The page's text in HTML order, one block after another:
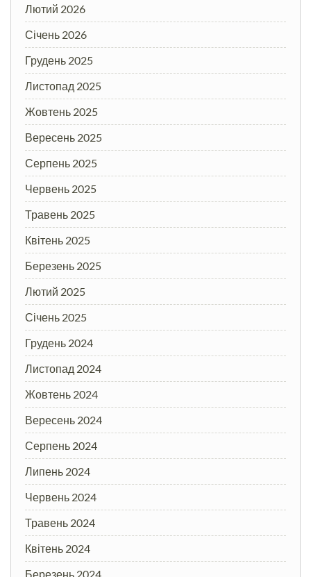
Лютий 2026
Січень 2026
Грудень 2025
Листопад 2025
Жовтень 2025
Вересень 2025
Серпень 2025
Червень 2025
Травень 2025
Квітень 2025
Березень 2025
Лютий 2025
Січень 2025
Грудень 2024
Листопад 2024
Жовтень 2024
Вересень 2024
Серпень 2024
Липень 2024
Червень 2024
Травень 2024
Квітень 2024
Березень 2024